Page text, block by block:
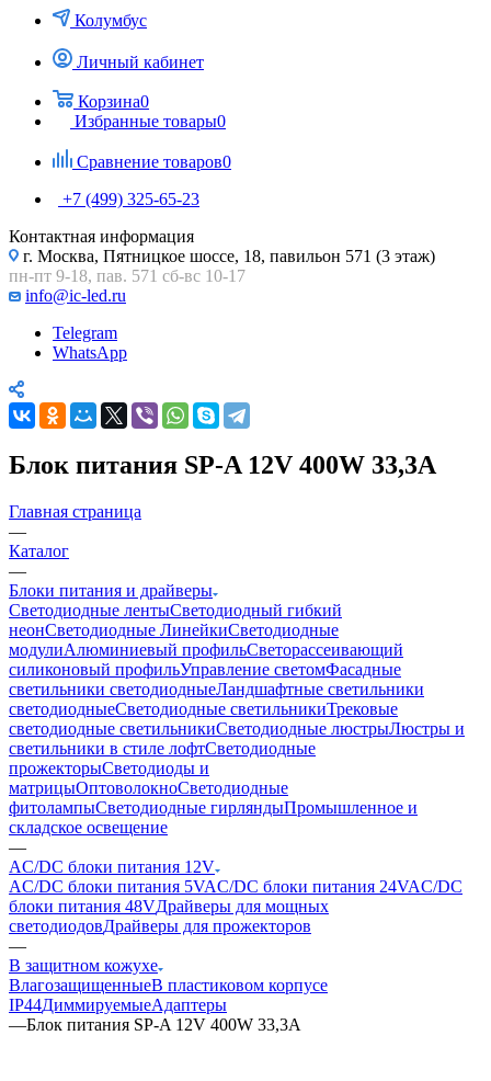
Колумбус
Личный кабинет
Корзина0
Избранные товары0
Сравнение товаров0
+7 (499) 325-65-23
Контактная информация
г. Москва, Пятницкое шоссе, 18, павильон 571 (3 этаж)
пн-пт 9-18, пав. 571 сб-вс 10-17
info@ic-led.ru
Telegram
WhatsApp
Блок питания SP-A 12V 400W 33,3A
Главная страница
—
Каталог
—
Блоки питания и драйверы
Светодиодные лентыСветодиодный гибкий
неонСветодиодные ЛинейкиСветодиодные
модулиАлюминиевый профильСветорассеивающий
силиконовый профильУправление светомФасадные
светильники светодиодныеЛандшафтные светильники
светодиодныеСветодиодные светильникиТрековые
светодиодные светильникиСветодиодные люстрыЛюстры и
светильники в стиле лофтСветодиодные
прожекторыСветодиоды и
матрицыОптоволокноСветодиодные
фитолампыСветодиодные гирляндыПромышленное и
складское освещение
—
AC/DC блоки питания 12V
AC/DC блоки питания 5VAC/DC блоки питания 24VAC/DC
блоки питания 48VДрайверы для мощных
светодиодовДрайверы для прожекторов
—
В защитном кожухе
ВлагозащищенныеВ пластиковом корпусе
IP44ДиммируемыеАдаптеры
—Блок питания SP-A 12V 400W 33,3A